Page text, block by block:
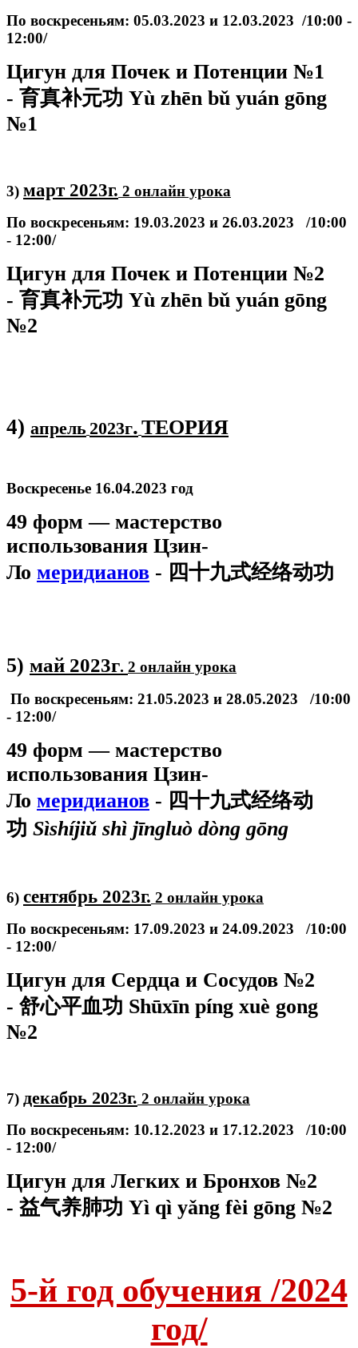
По воскресеньям: 05.03.2023 и 12.03.2023 /10:00 -
12:00/
Цигун для Почек и Потенции №1
- 育真补元功 Yù zhēn bǔ yuán gōng
№1
3) март 2023г. 2 онлайн урока
По воскресеньям: 19.03.2023 и 26.03.2023 /10:00
- 12:00/
Цигун для Почек и Потенции №2
- 育真补元功 Yù zhēn bǔ yuán gōng
№2
4) апрель 2023г.ТЕОРИЯ
Воскресенье 16.04.2023 год
49 форм — мастерство
использования Цзин-
Ло меридианов - 四十九式经络动功
5) май 2023г. 2 онлайн урока
По воскресеньям: 21.05.2023 и 28.05.2023 /10:00
- 12:00/
49 форм — мастерство
использования Цзин-
Ло меридианов - 四十九式经络动
功 Sìshíjiǔ shì jīngluò dòng gōng
6) сентябрь 2023г. 2 онлайн урока
По воскресеньям: 17.09.2023 и 24.09.2023 /10:00
- 12:00/
Цигун для Сердца и Сосудов №2
- 舒心平血功 Shūxīn píng xuè gong
№2
7) декабрь 2023г. 2 онлайн урока
По воскресеньям: 10.12.2023 и 17.12.2023 /10:00
- 12:00/
Цигун для Легких и Бронхов №2
- 益气养肺功 Yì qì yǎng fèi gōng №2
5-й год обучения /2024
год/